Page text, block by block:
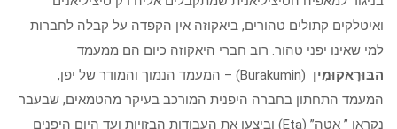
ואיטלקים קתולים טהורים, ביאקוזה אין הקפדה על קבלה לחברות
למי שאינו יפני טהור. רוב חברי היאקוזה כיום הם ממעמד
הבּוּרָאקוּמִין
(Burakumin) – המעמד הנמוך והמודר של יפן,
המעמד התחתון בחברה היפנית המורכב בעיקר מהטמאים, שבעבר
נקראו ” אֵטָה” (Eta) וביצעו את העבודות הבזויות ועד היום היפנים